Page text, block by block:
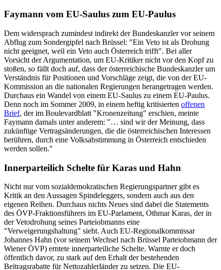
Faymann vom EU-Saulus zum EU-Paulus
Dem widersprach zumindest indirekt der Bundeskanzler vor seinem
Abflug zum Sondergipfel nach Brüssel: "Ein Veto ist als Drohung
nicht geeignet, weil ein Veto auch Österreich trifft". Bei aller
Vorsicht der Argumentation, um EU-Kritiker nicht vor den Kopf zu
stoßen, so fällt doch auf, dass der österreichische Bundeskanzler um
Verständnis für Positionen und Vorschläge zeigt, die von der EU-
Kommission an die nationalen Regierungen herangetragen werden.
Durchaus ein Wandel von einem EU-Saulus zu einem EU-Paulus.
Denn noch im Sommer 2009, in einem heftig kritisierten offenen
Brief, der im Boulevardblatt "Kronenzeitung" erschien, meinte
Faymann damals unter anderem: "… sind wir der Meinung, dass
zukünftige Vertragsänderungen, die die österreichischen Interessen
berühren, durch eine Volksabstimmung in Österreich entschieden
werden sollen."
Innerparteilich Schelte für Karas und Hahn
Nicht nur vom sozialdemokratischen Regierungspartner gibt es
Kritik an den Aussagen Spindeleggers, sondern auch aus den
eigenen Reihen. Durchaus nichts Neues sind dabei die Statements
des ÖVP-Fraktionsführers im EU-Parlament, Othmar Karas, der in
der Vetodrohung seines Parteiobmanns eine
"Verweigerungshaltung" sieht. Auch EU-Regionalkommissar
Johannes Hahn (vor seinem Wechsel nach Brüssel Parteiobmann der
Wiener ÖVP) erntete innerparteiliche Schelte. Warnte er doch
öffentlich davor, zu stark auf den Erhalt der bestehenden
Beitragsrabatte für Nettozahlerländer zu setzen. Die EU-